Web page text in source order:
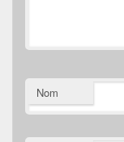
Nom